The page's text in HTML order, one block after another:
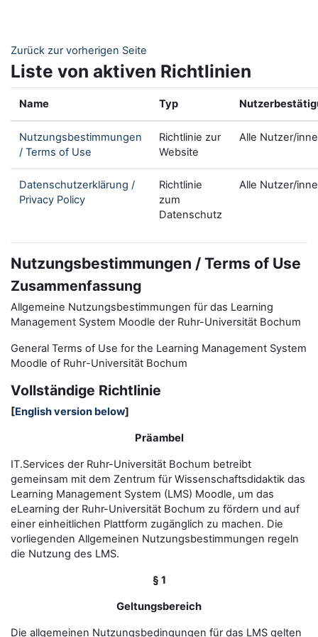
Zurück zur vorherigen Seite
Liste von aktiven Richtlinien
Name Typ
Nutzungsbestimmungen
/ Terms of Use
Richtlinie zur
Website
Alle Nutzer/
Datenschutzerklärung /
Privacy Policy
Richtlinie
zum
Datenschutz
Alle Nutzer/
Nutzungsbestimmungen / Terms of Use
Zusammenfassung
Allgemeine Nutzungsbestimmungen für das Learning
Management System Moodle der Ruhr-Universität Bochum
General Terms of Use for the Learning Management System
Moodle of Ruhr-Universität Bochum
Vollständige Richtlinie
[English version below]
Präambel
IT.Services der Ruhr-Universität Bochum betreibt
gemeinsam mit dem Zentrum für Wissenschaftsdidaktik das
Learning Management System (LMS) Moodle, um das
eLearning der Ruhr-Universität Bochum zu fördern und auf
einer einheitlichen Plattform zugänglich zu machen. Die
vorliegenden Allgemeinen Nutzungsbestimmungen regeln
die Nutzung des LMS.
§ 1
Geltungsbereich
Die allgemeinen Nutzungsbedingungen für das LMS gelten